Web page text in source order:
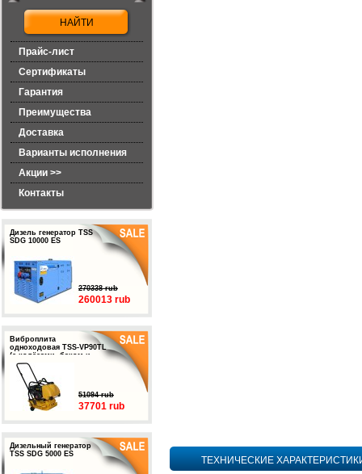
Прайс-лист
Сертификаты
Гарантия
Преимущества
Доставка
Варианты исполнения
Акции >>
Контакты
Дизель генератор TSS
SDG 10000 ES
270338 rub
260013 rub
Виброплита
одноходовая TSS-VP90TL
(с колёсами, баком и
подошвой)
51094 rub
37701 rub
Дизельный генератор
TSS SDG 5000 ES
ТЕХНИЧЕСКИЕ